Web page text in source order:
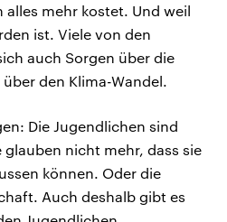
mehr kostet. Und weil
ist. Viele von den
auch Sorgen über die
den Klima-Wandel.
Die Jugendlichen sind
nicht mehr, dass sie
können. Oder die
Auch deshalb gibt es